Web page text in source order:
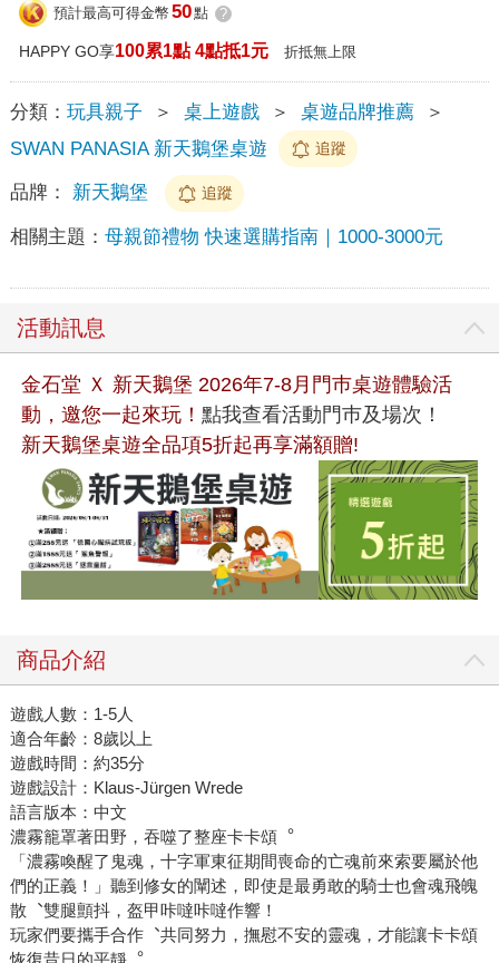
預計最高可得金幣 50點 ?
HAPPY GO享100累1點 4點抵1元 折抵無上限
分類： 玩具親子 ＞ 桌上遊戲 ＞ 桌遊品牌推薦
＞
SWAN PANASIA 新天鵝堡桌遊
追蹤
品牌： 新天鵝堡 追蹤
相關主題： 母親節禮物 快速選購指南｜1000-3000元
活動訊息
金石堂 Ｘ 新天鵝堡 2026年7-8月門巿桌遊體驗活
動，邀您一起來玩！ 點我查看活動門巿及場次！
新天鵝堡桌遊全品項5折起再享滿額贈!
商品介紹
遊戲人數：1-5人
適合年齡：8歲以上
遊戲時間：約35分
遊戲設計：Klaus-Jürgen Wrede
語言版本：中文
濃霧籠罩著田野，吞噬了整座卡卡頌︒
「濃霧喚醒了鬼魂，十字軍東征期間喪命的亡魂前來索要屬於他
們的正義！」聽到修女的闡述，即使是最勇敢的騎士也會魂飛魄
散︑雙腿顫抖，盔甲咔噠咔噠作響！
玩家們要攜手合作︑共同努力，撫慰不安的靈魂，才能讓卡卡頌
恢復昔日的平靜︒